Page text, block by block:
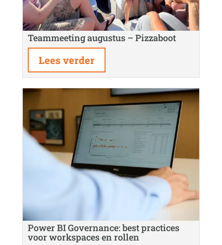
Teammeeting augustus – Pizzaboot
Lees verder
Power BI Governance: best practices
voor workspaces en rollen